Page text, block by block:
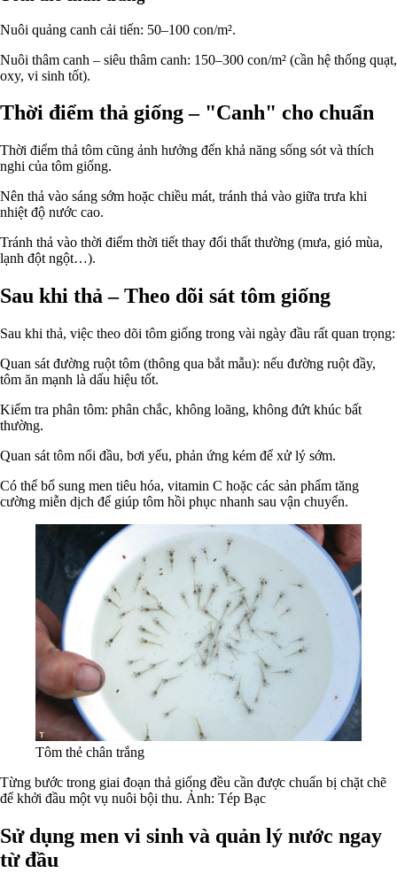
Nuôi quảng canh cải tiến: 50–100 con/m².
Nuôi thâm canh – siêu thâm canh: 150–300 con/m² (cần hệ thống quạt,
oxy, vi sinh tốt).
Thời điểm thả giống – "Canh" cho chuẩn
Thời điểm thả tôm cũng ảnh hưởng đến khả năng sống sót và thích
nghi của tôm giống.
Nên thả vào sáng sớm hoặc chiều mát, tránh thả vào giữa trưa khi
nhiệt độ nước cao.
Tránh thả vào thời điểm thời tiết thay đổi thất thường (mưa, gió mùa,
lạnh đột ngột…).
Sau khi thả – Theo dõi sát tôm giống
Sau khi thả, việc theo dõi tôm giống trong vài ngày đầu rất quan trọng:
Quan sát đường ruột tôm (thông qua bắt mẫu): nếu đường ruột đầy,
tôm ăn mạnh là dấu hiệu tốt.
Kiểm tra phân tôm: phân chắc, không loãng, không đứt khúc bất
thường.
Quan sát tôm nổi đầu, bơi yếu, phản ứng kém để xử lý sớm.
Có thể bổ sung men tiêu hóa, vitamin C hoặc các sản phẩm tăng
cường miễn dịch để giúp tôm hồi phục nhanh sau vận chuyển.
Tôm thẻ chân trắng
Từng bước trong giai đoạn thả giống đều cần được chuẩn bị chặt chẽ
để khởi đầu một vụ nuôi bội thu. Ảnh: Tép Bạc
Sử dụng men vi sinh và quản lý nước ngay
từ đầu